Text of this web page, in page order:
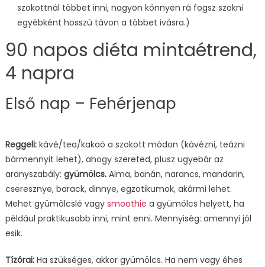
szokottnál többet inni, nagyon könnyen rá fogsz szokni
egyébként hosszú távon a többet ivásra.)
90 napos diéta mintaétrend,
4 napra
Első nap – Fehérjenap
Reggeli:kávé/tea/kakaó a szokott módon (kávézni, teázni
bármennyit lehet), ahogy szereted, plusz ugyebár az
aranyszabály: gyümölcs.Alma, banán, narancs, mandarin,
cseresznye, barack, dinnye, egzotikumok, akármi lehet.
Mehet gyümölcslé vagy smoothie a gyümölcs helyett, ha
például praktikusabb inni, mint enni. Mennyiség: amennyi jól
esik.
Tízórai:Ha szükséges, akkor gyümölcs. Ha nem vagy éhes